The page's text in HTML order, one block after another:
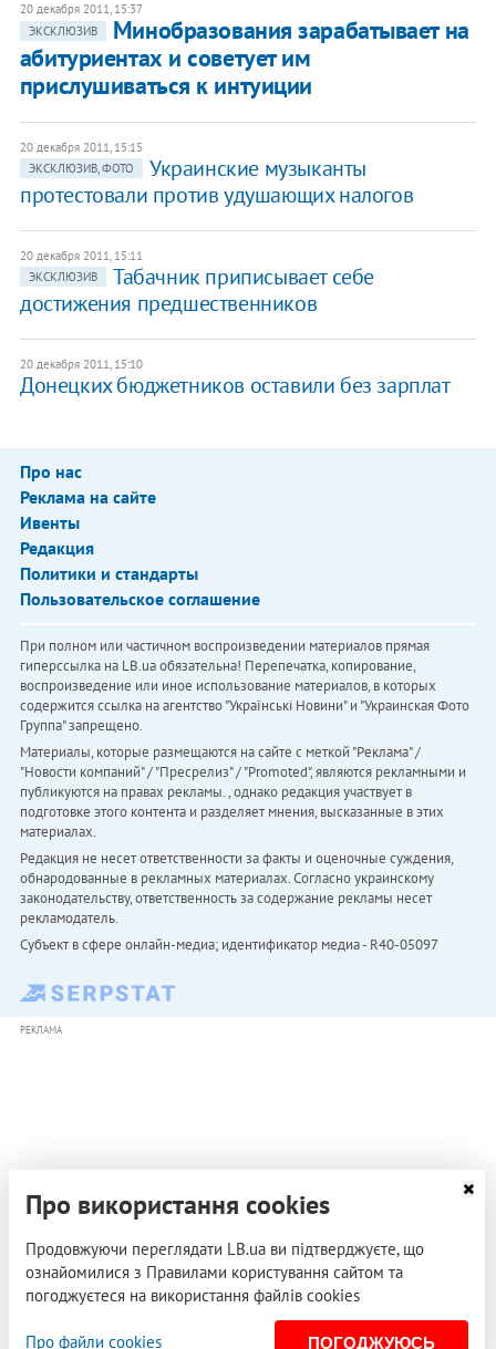
20 декабря 2011, 15:37
ЭКСКЛЮЗИВ
Минобразования зарабатывает на
абитуриентах и советует им
прислушиваться к интуиции
20 декабря 2011, 15:15
ЭКСКЛЮЗИВ, ФОТО
Украинские музыканты
протестовали против удушающих налогов
20 декабря 2011, 15:11
ЭКСКЛЮЗИВ
Табачник приписывает себе
достижения предшественников
20 декабря 2011, 15:10
​Донецких бюджетников оставили без зарплат
Про нас
Реклама на сайте
Ивенты
Редакция
Политики и стандарты
Пользовательское соглашение
При полном или частичном воспроизведении материалов прямая
гиперссылка на LB.ua обязательна! Перепечатка, копирование,
воспроизведение или иное использование материалов, в которых
содержится ссылка на агентство "Українськi Новини" и "Украинская Фото
Группа" запрещено.
Материалы, которые размещаются на сайте с меткой "Реклама" /
"Новости компаний" / "Пресрелиз" / "Promoted", являются рекламными и
публикуются на правах рекламы. , однако редакция участвует в
подготовке этого контента и разделяет мнения, высказанные в этих
материалах.
Редакция не несет ответственности за факты и оценочные суждения,
обнародованные в рекламных материалах. Согласно украинскому
законодательству, ответственность за содержание рекламы несет
рекламодатель.
Субъект в сфере онлайн-медиа; идентификатор медиа - R40-05097
РЕКЛАМА
Про використання cookies
Продовжуючи переглядати LB.ua ви підтверджуєте, що
ознайомилися з Правилами користування сайтом та
погоджуєтеся на використання файлів cookies
Про файли cookies ПОГОДЖУЮСЬ